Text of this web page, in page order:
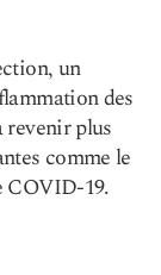
un
des
revenir plus
comme le
COVID-19.